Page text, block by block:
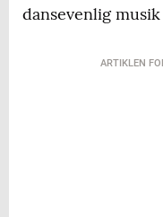
dansevenlig
ARTIKLEN